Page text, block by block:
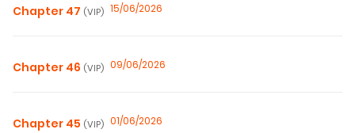
Chapter 47 (VIP) 15/06/2026
Chapter 46 (VIP) 09/06/2026
Chapter 45 (VIP) 01/06/2026